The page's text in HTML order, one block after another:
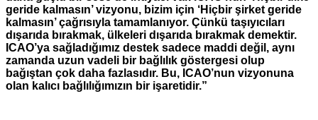
geride kalmasın’ vizyonu, bizim için ‘Hiçbir şirket geride
kalmasın’ çağrısıyla tamamlanıyor. Çünkü taşıyıcıları
dışarıda bırakmak, ülkeleri dışarıda bırakmak demektir.
ICAO’ya sağladığımız destek sadece maddi değil, aynı
zamanda uzun vadeli bir bağlılık göstergesi olup
bağıştan çok daha fazlasıdır. Bu, ICAO’nun vizyonuna
olan kalıcı bağlılığımızın bir işaretidir.”